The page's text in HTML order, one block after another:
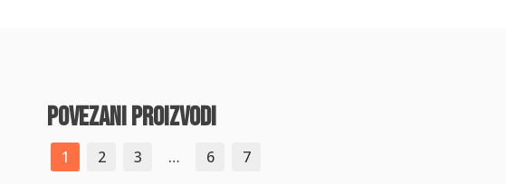
povezani proizvodi
1 2 3 … 6 7